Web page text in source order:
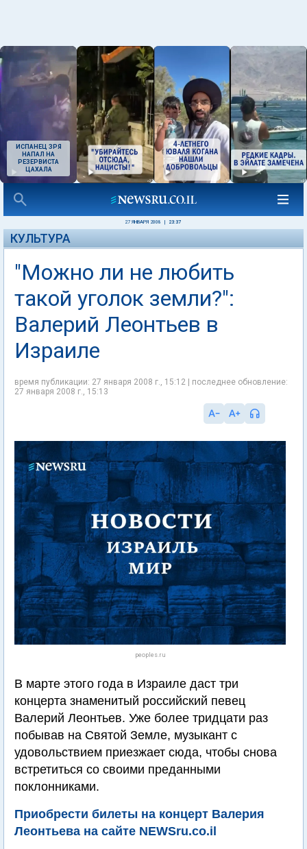
ИСПАНЕЦ ЗРЯ
НАПАЛ НА
РЕЗЕРВИСТА
ЦАХАЛА
27 ЯНВАРЯ 2008 23:37
КУЛЬТУРА
"Можно ли не любить
такой уголок земли?":
Валерий Леонтьев в
Израиле
время публикации: 27 января 2008 г., 15:12 | последнее обновление:
27 января 2008 г., 15:13
peoples.ru
В марте этого года в Израиле даст три
концерта знаменитый российский певец
Валерий Леонтьев. Уже более тридцати раз
побывав на Святой Земле, музыкант с
удовольствием приезжает сюда, чтобы снова
встретиться со своими преданными
поклонниками.
Приобрести билеты на концерт Валерия
Леонтьева на сайте NEWSru.co.il